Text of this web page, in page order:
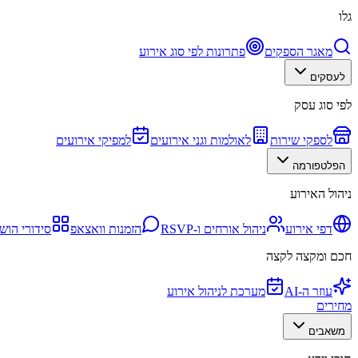
גלו
מאגר הספקים פתרונות לפי סוג אירוע
לעסקים
לפי סוג עסק
לספקי שירות לאולמות וגני אירועים למפיקי אירועים
הפלטפורמה
ניהול האירוע
דפי אירוע ניהול אורחים ו-RSVP הזמנות וואצאפ סידורי
חכם ומקצה לקצה
עוזר ה-AI
מערכת לניהול אירוע
מחירים
משאבים